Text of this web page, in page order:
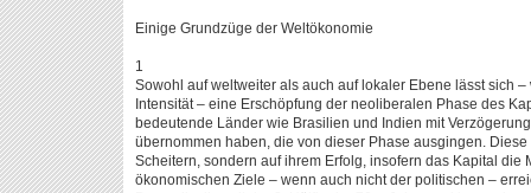
Einige Grundzüge der Weltökonomie
1
Sowohl auf weltweiter als auch auf lokaler Ebene lässt sich
Intensität – eine Erschöpfung der neoliberalen Phase des
bedeutende Länder wie Brasilien und Indien mit
übernommen haben, die von dieser Phase ausgingen.
Scheitern, sondern auf ihrem Erfolg, insofern das Kapital die
ökonomischen Ziele – wenn auch nicht der politischen –